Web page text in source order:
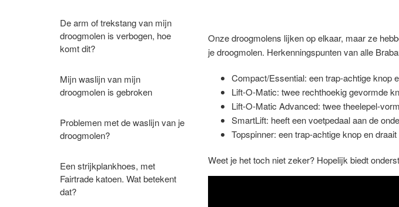
De arm of trekstang van mijn
droogmolen is verbogen, hoe
komt dit?
Mijn waslijn van mijn
droogmolen is gebroken
Problemen met de waslijn van je
droogmolen?
Een strijkplankhoes, met
Fairtrade katoen. Wat betekent
dat?
Onze droogmolens lijken op elkaar, maar ze
je droogmolen. Herkenningspunten van alle
Compact/Essential: een trap-achtige knop
Lift-O-Matic: twee rechthoekig gevormde
Lift-O-Matic Advanced: twee theelepel-
SmartLift: heeft een voetpedaal aan de
Topspinner: een trap-achtige knop en
Weet je het toch niet zeker? Hopelijk biedt